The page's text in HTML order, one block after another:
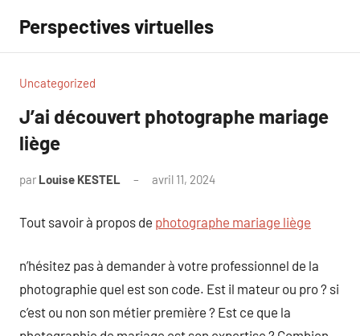
contenu
Perspectives virtuelles
Uncategorized
J’ai découvert photographe mariage
liège
par Louise KESTEL avril 11, 2024
Tout savoir à propos de photographe mariage liège
n’hésitez pas à demander à votre professionnel de la
photographie quel est son code. Est il mateur ou pro ? si
c’est ou non son métier première ? Est ce que la